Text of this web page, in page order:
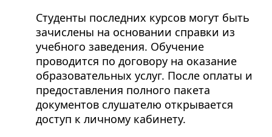
Студенты последних курсов могут быть
зачислены на основании справки из
учебного заведения. Обучение
проводится по договору на оказание
образовательных услуг. После оплаты и
предоставления полного пакета
документов слушателю открывается
доступ к личному кабинету.